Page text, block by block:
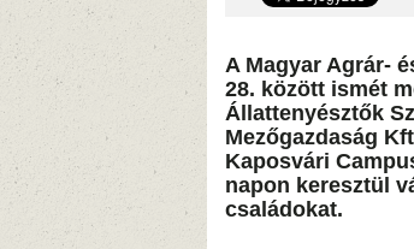
A Magyar Agrár-
28. között ismét
Állattenyésztők
Mezőgazdaság
Kaposvári
napon keresztül
családokat.